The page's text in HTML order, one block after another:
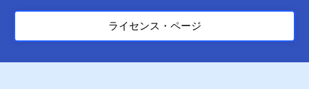
ライセンス・ページ